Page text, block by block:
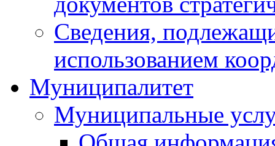
Сведения,
использованием
Муниципалитет
Муниципальные